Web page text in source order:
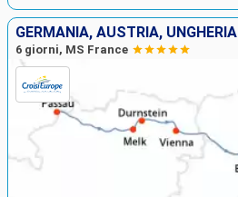
GERMANIA, AUSTRIA, UNGHERIA
6 giorni, MS France